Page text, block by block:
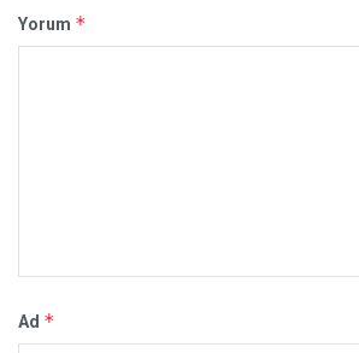
Yorum *
Ad *